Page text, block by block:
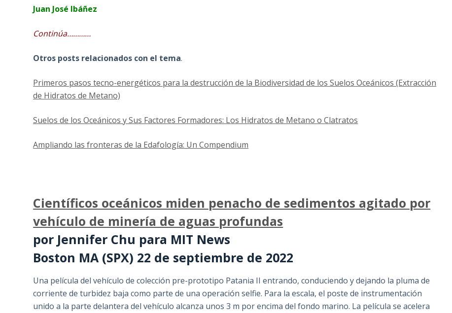
Juan José Ibáñez
Continúa…………
Otros posts relacionados con el tema.
Primeros pasos tecno-energéticos para la destrucción de la Biodiversidad de los Suelos Oceánicos (Extracción
de Hidratos de Metano)
Suelos de los Oceánicos y Sus Factores Formadores: Los Hidratos de Metano o Clatratos
Ampliando las fronteras de la Edafología: Un Compendium
Científicos oceánicos miden penacho de sedimentos agitado por
vehículo de minería de aguas profundas
por Jennifer Chu para MIT News
Boston MA (SPX) 22 de septiembre de 2022
Una película del vehículo de colección pre-prototipo Patania II entrando, conduciendo y dejando la pluma de
corriente de turbidez baja como parte de una operación selfie. Para la escala, el poste de instrumentación
unido a la parte delantera del vehículo alcanza unos 3 m por encima del fondo marino. La película se acelera